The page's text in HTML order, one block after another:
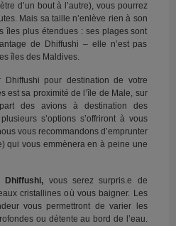
d’un bout à l’autre), vous pourrez
Mais sa taille n’enlève rien à son
îles plus étendues : ses plages sont
de Dhiffushi – elle n’est pas
îles des Maldives.
pour destination de votre
est sa proximité de l’île de Male, sur
des avions à destination des
s’options s’offriront à vous
vous recommandons d’emprunter
qui vous emmènera en à peine une
Dhiffushi, vous serez surpris.e de
cristallines où vous baigner. Les
vous permettront de varier les
ou détente au bord de l’eau.